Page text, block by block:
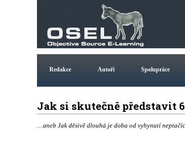
Redakce Autoři Spolupráce
Jak si skutečně představit
…aneb Jak děsivě dlouhá je doba od vyhynutí